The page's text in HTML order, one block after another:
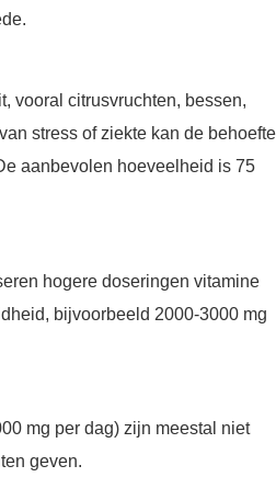
vooral citrusvruchten, bessen,
stress of ziekte kan de behoefte
aanbevolen hoeveelheid is 75
hogere doseringen vitamine
bijvoorbeeld 2000-3000 mg
mg per dag) zijn meestal niet
geven.